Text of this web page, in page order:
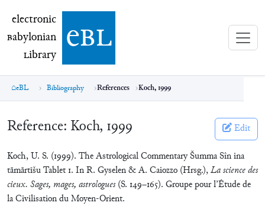
electronic Babylonian Library (eBL)
electronic
Babylonian
Library ebl
eBL Bibliography References Koch, 1999
Reference: Koch, 1999 Edit
Koch, U. S. (1999). The Astrological Commentary Šumma Sîn ina
tāmārtīšu Tablet 1. In R. Gyselen & A. Caiozzo (Hrsg.),La science des
cieux. Sages, mages, astrologues(S. 149–165). Groupe pour l’Étude de
la Civilisation du Moyen-Orient.